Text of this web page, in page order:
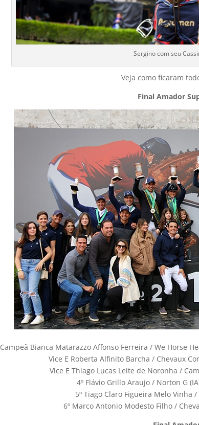
Sergino com seu
Veja como ficaram
Final Amador
Campeã Bianca Matarazzo Affonso Ferreira / We Horse
Vice E Roberta Alfinito Barcha / Chevaux
Vice E Thiago Lucas Leite de Noronha /
4º Flávio Grillo Araujo / Norton G
5º Tiago Claro Figueira Melo Vinha /
6º Marco Antonio Modesto Filho /